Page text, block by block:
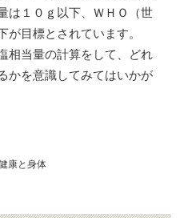
は１０ｇ以下、ＷＨＯ（世
が目標とされています。
相当量の計算をして、どれ
かを意識してみてはいかが
康と身体